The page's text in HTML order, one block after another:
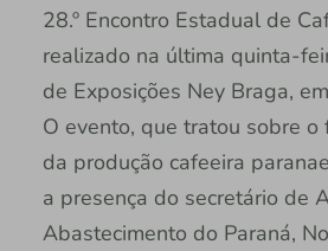
28.º Encontro Estadual de
realizado na última quinta-
de Exposições Ney Braga,
O evento, que tratou sobre o
da produção cafeeira
a presença do secretário de
Abastecimento do Paraná,